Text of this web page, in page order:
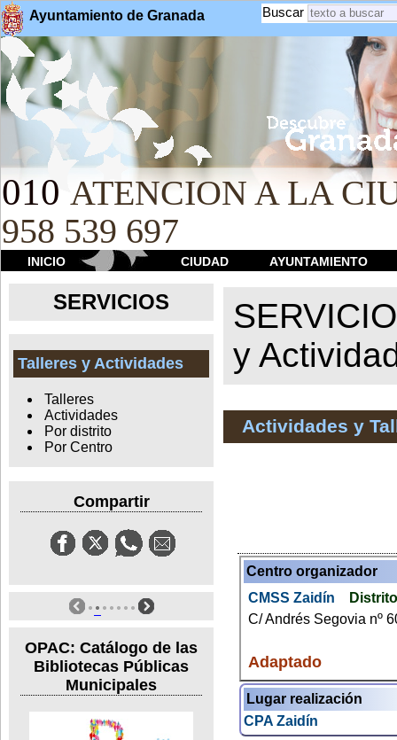
Ayuntamiento de Granada Buscar
010 ATENCION A LA
958 539 697
INICIO CIUDAD AYUNTAMIENTO
SERVICIOS
Talleres y Actividades
Talleres
Actividades
Por distrito
Por Centro
Compartir
OPAC: Catálogo de las
Bibliotecas Públicas
Municipales
y
Actividades y
Centro organizador
CMSS Zaidín
C/ Andrés Segovia nº
Adaptado
Lugar realización
CPA Zaidín